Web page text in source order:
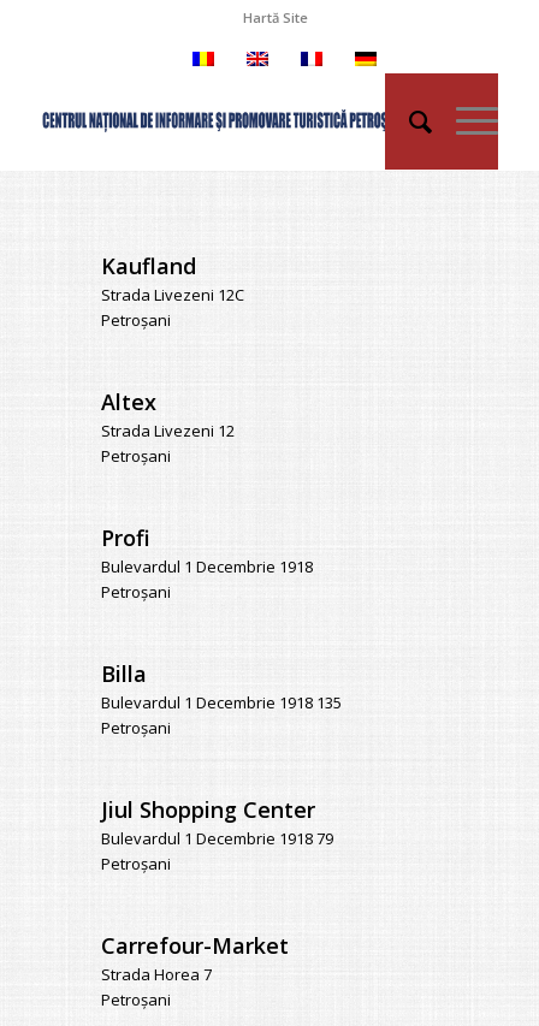
Hartă Site
Kaufland
Strada Livezeni 12C
Petroșani
Altex
Strada Livezeni 12
Petroșani
Profi
Bulevardul 1 Decembrie 1918
Petroșani
Billa
Bulevardul 1 Decembrie 1918 135
Petroșani
Jiul Shopping Center
Bulevardul 1 Decembrie 1918 79
Petroșani
Carrefour-Market
Strada Horea 7
Petroșani